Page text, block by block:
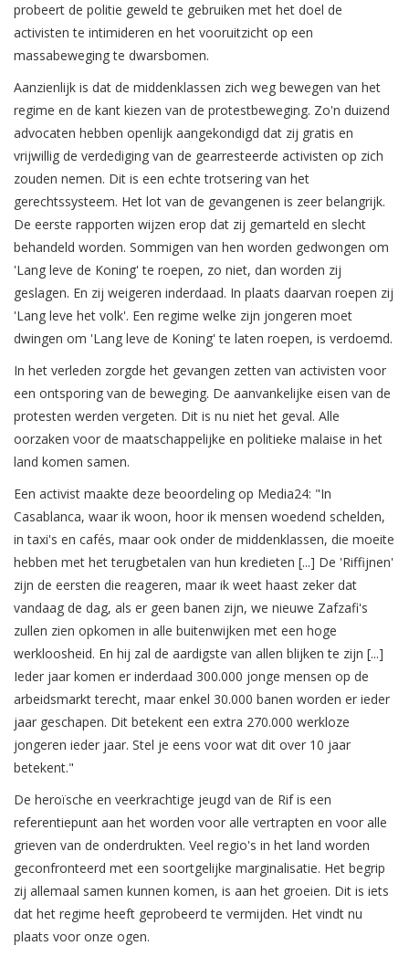
probeert de politie geweld te gebruiken met het doel de
activisten te intimideren en het vooruitzicht op een
massabeweging te dwarsbomen.
Aanzienlijk is dat de middenklassen zich weg bewegen van het
regime en de kant kiezen van de protestbeweging. Zo'n duizend
advocaten hebben openlijk aangekondigd dat zij gratis en
vrijwillig de verdediging van de gearresteerde activisten op zich
zouden nemen. Dit is een echte trotsering van het
gerechtssysteem. Het lot van de gevangenen is zeer belangrijk.
De eerste rapporten wijzen erop dat zij gemarteld en slecht
behandeld worden. Sommigen van hen worden gedwongen om
'Lang leve de Koning' te roepen, zo niet, dan worden zij
geslagen. En zij weigeren inderdaad. In plaats daarvan roepen zij
'Lang leve het volk'. Een regime welke zijn jongeren moet
dwingen om 'Lang leve de Koning' te laten roepen, is verdoemd.
In het verleden zorgde het gevangen zetten van activisten voor
een ontsporing van de beweging. De aanvankelijke eisen van de
protesten werden vergeten. Dit is nu niet het geval. Alle
oorzaken voor de maatschappelijke en politieke malaise in het
land komen samen.
Een activist maakte deze beoordeling op Media24: "In
Casablanca, waar ik woon, hoor ik mensen woedend schelden,
in taxi's en cafés, maar ook onder de middenklassen, die moeite
hebben met het terugbetalen van hun kredieten [...] De 'Riffijnen'
zijn de eersten die reageren, maar ik weet haast zeker dat
vandaag de dag, als er geen banen zijn, we nieuwe Zafzafi's
zullen zien opkomen in alle buitenwijken met een hoge
werkloosheid. En hij zal de aardigste van allen blijken te zijn [...]
Ieder jaar komen er inderdaad 300.000 jonge mensen op de
arbeidsmarkt terecht, maar enkel 30.000 banen worden er ieder
jaar geschapen. Dit betekent een extra 270.000 werkloze
jongeren ieder jaar. Stel je eens voor wat dit over 10 jaar
betekent."
De heroïsche en veerkrachtige jeugd van de Rif is een
referentiepunt aan het worden voor alle vertrapten en voor alle
grieven van de onderdrukten. Veel regio's in het land worden
geconfronteerd met een soortgelijke marginalisatie. Het begrip
zij allemaal samen kunnen komen, is aan het groeien. Dit is iets
dat het regime heeft geprobeerd te vermijden. Het vindt nu
plaats voor onze ogen.